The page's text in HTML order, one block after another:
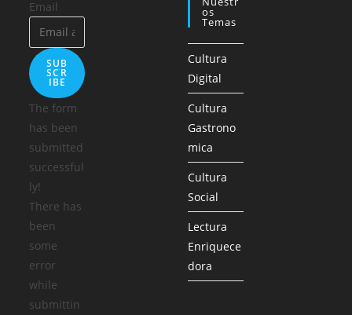
Email
SUB
SCR
IBE
The form
has been
submitted
successful
ly!
There has
been
some
error
while
submittin
Os
Temas
Cultura
Digital
Cultura
Gastrono
mica
Cultura
Social
Lectura
Enriquece
dora